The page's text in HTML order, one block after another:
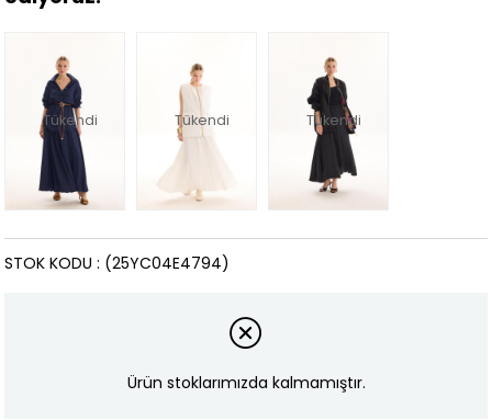
Tükendi Tükendi Tükendi
(25YC04E4794)
STOK KODU
Ürün stoklarımızda kalmamıştır.